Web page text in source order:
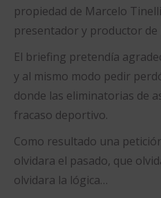
propiedad de Marcelo
presentador y productor
El briefing pretendía
y al mismo modo pedir
donde las eliminatorias de
fracaso deportivo.
Como resultado una
olvidara el pasado, que
olvidara la lógica…